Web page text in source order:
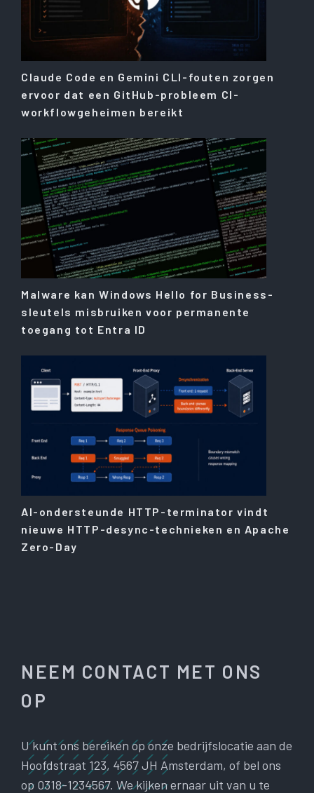
Claude Code en Gemini CLI-fouten zorgen
ervoor dat een GitHub-probleem CI-
workflowgeheimen bereikt
Malware kan Windows Hello for Business-
sleutels misbruiken voor permanente
toegang tot Entra ID
AI-ondersteunde HTTP-terminator vindt
nieuwe HTTP-desync-technieken en Apache
Zero-Day
NEEM CONTACT MET ONS
OP
U kunt ons bereiken op onze bedrijfslocatie aan de
Hoofdstraat 123, 4567 JH Amsterdam, of bel ons
op 0318-1234567. We kijken ernaar uit van u te